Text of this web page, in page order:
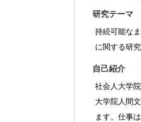
研究テーマ
持続可能な
に関する研究
自己紹介
社会人大学
大学院人間
ます。仕事